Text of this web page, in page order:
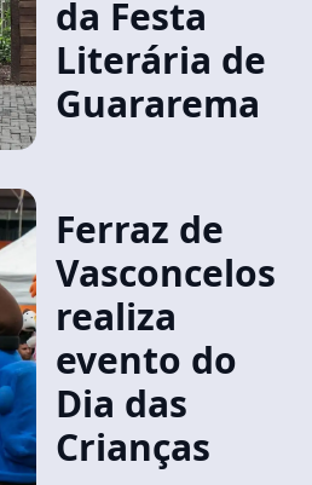
da Festa
Literária de
Guararema
Ferraz de
Vasconcelos
realiza
evento do
Dia das
Crianças